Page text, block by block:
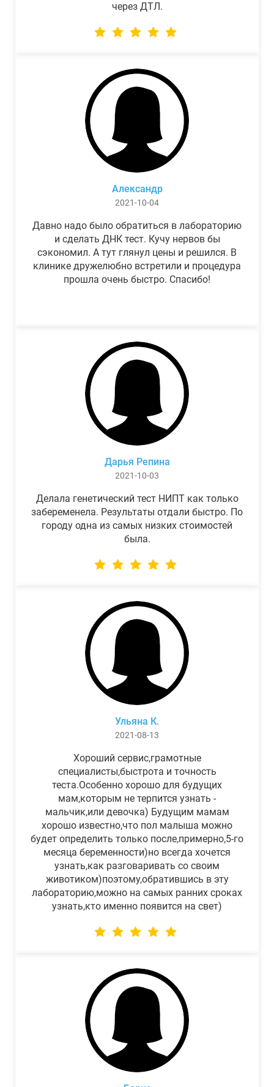
через ДТЛ.
Александр
2021-10-04
Давно надо было обратиться в лабораторию
и сделать ДНК тест. Кучу нервов бы
сэкономил. А тут глянул цены и решился. В
клинике дружелюбно встретили и процедура
прошла очень быстро. Спасибо!
Дарья Репина
2021-10-03
Делала генетический тест НИПТ как только
забеременела. Результаты отдали быстро. По
городу одна из самых низких стоимостей
была.
Ульяна К.
2021-08-13
Хороший сервис,грамотные
специалисты,быстрота и точность
теста.Особенно хорошо для будущих
мам,которым не терпится узнать -
мальчик,или девочка) Будущим мамам
хорошо известно,что пол малыша можно
будет определить только после,примерно,5-го
месяца беременности)но всегда хочется
узнать,как разговаривать со своим
животиком)поэтому,обратившись в эту
лабораторию,можно на самых ранних сроках
узнать,кто именно появится на свет)